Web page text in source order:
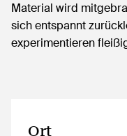
Material wird
sich entspannt
experimentieren
Ort